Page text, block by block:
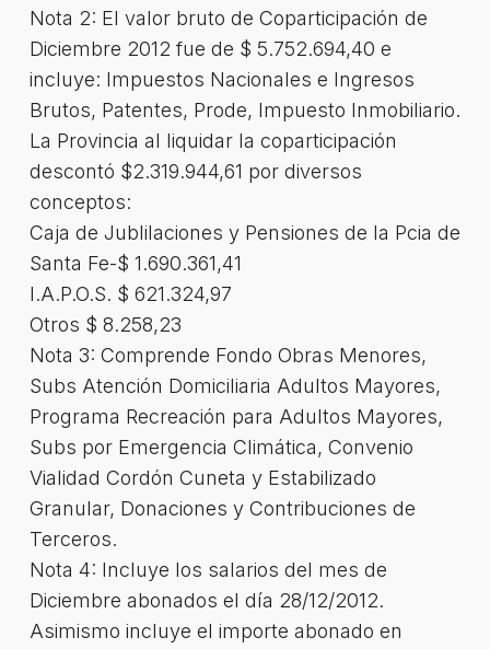
Nota 2: El valor bruto de Coparticipación de
Diciembre 2012 fue de $ 5.752.694,40 e
incluye: Impuestos Nacionales e Ingresos
Brutos, Patentes, Prode, Impuesto Inmobiliario.
La Provincia al liquidar la coparticipación
descontó $2.319.944,61 por diversos
conceptos:
Caja de Jublilaciones y Pensiones de la Pcia de
Santa Fe-$ 1.690.361,41
I.A.P.O.S. $ 621.324,97
Otros $ 8.258,23
Nota 3: Comprende Fondo Obras Menores,
Subs Atención Domiciliaria Adultos Mayores,
Programa Recreación para Adultos Mayores,
Subs por Emergencia Climática, Convenio
Vialidad Cordón Cuneta y Estabilizado
Granular, Donaciones y Contribuciones de
Terceros.
Nota 4: Incluye los salarios del mes de
Diciembre abonados el día 28/12/2012.
Asimismo incluye el importe abonado en